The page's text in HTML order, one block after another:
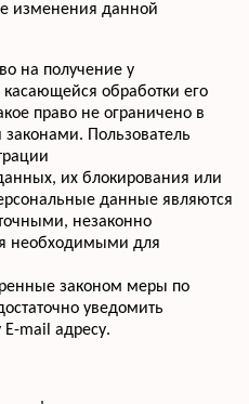
изменения данной
на получение у
обработки его
право не ограничено в
Пользователь
их блокирования или
данные являются
незаконно
необходимыми для
законом меры по
уведомить
mail адресу.